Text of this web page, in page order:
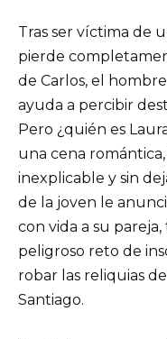
Tras ser víctima de
pierde
de Carlos, el
ayuda a percibir
Pero ¿quién es
una cena
inexplicable y sin
de la joven le
con vida a su
peligroso reto de
robar las reliquias
Santiago.